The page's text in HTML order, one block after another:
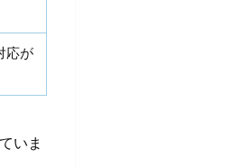
応が
いま